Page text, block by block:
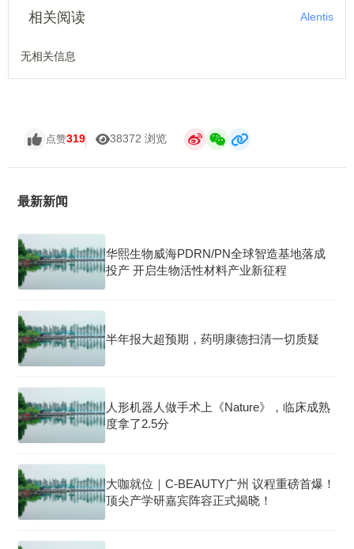
相关阅读 Alentis
无相关信息
点赞319 38372 浏览
最新新闻
华熙生物威海PDRN/PN全球智造基地落成
投产 开启生物活性材料产业新征程
半年报大超预期，药明康德扫清一切质疑
人形机器人做手术上《Nature》，临床成熟
度拿了2.5分
大咖就位｜C-BEAUTY广州 议程重磅首爆！
顶尖产学研嘉宾阵容正式揭晓！